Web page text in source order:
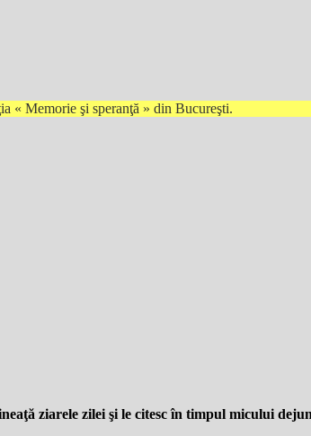
« Memorie şi speranţă » din Bucureşti.
ziarele zilei şi le citesc în timpul micului